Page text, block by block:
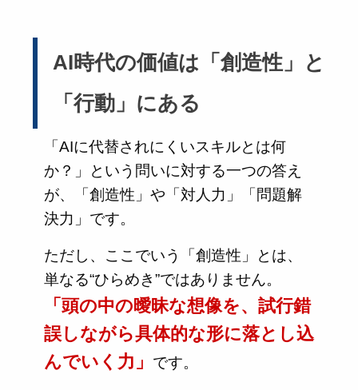
AI時代の価値は「創造性」と
「行動」にある
「AIに代替されにくいスキルとは何
か？」という問いに対する一つの答え
が、「創造性」や「対人力」「問題解
決力」です。
ただし、ここでいう「創造性」とは、
単なる“ひらめき”ではありません。
「頭の中の曖昧な想像を、試行錯
誤しながら具体的な形に落とし込
んでいく力」
です。